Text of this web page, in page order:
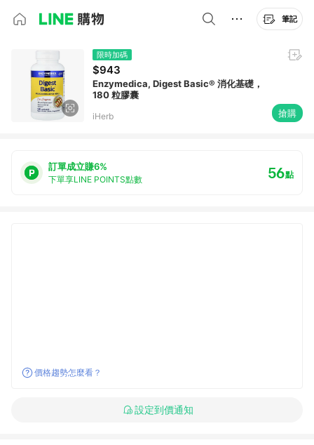
筆記
限時加碼
$943
Enzymedica, Digest Basic® 消化基礎，
180 粒膠囊
iHerb 搶購
訂單成立賺6%
下單享LINE POINTS點數 56點
價格趨勢怎麼看？
設定到價通知